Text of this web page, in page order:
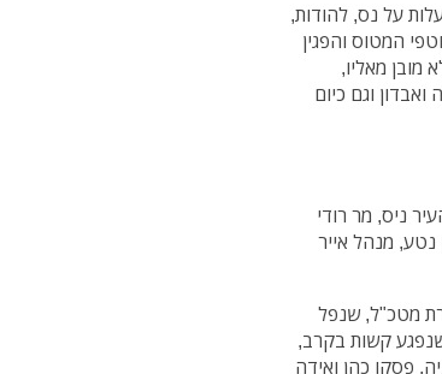
על נס, להודות,
המטוס והפגין
מובן מאליו,
וגם כיום
ניס, מר רודי
נטע, מנהל אייר
מטכ"ל, שנפל
קשות בקרב,
פסקו כהן ואידה